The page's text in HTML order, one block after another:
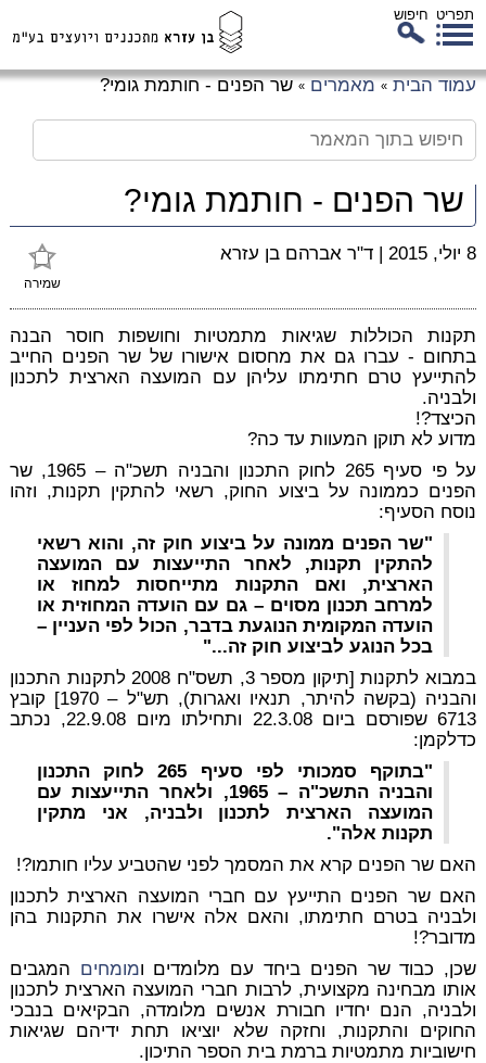
תפריט חיפוש
עמוד הבית » מאמרים » שר הפנים - חותמת גומי?
שר הפנים - חותמת גומי?
שמירה
8 יולי, 2015 | ד"ר אברהם בן עזרא
תקנות הכוללות שגיאות מתמטיות וחושפות חוסר הבנה
בתחום - עברו גם את מחסום אישורו של שר הפנים החייב
להתייעץ טרם חתימתו עליהן עם המועצה הארצית לתכנון
ולבניה.
הכיצד?!
מדוע לא תוקן המעוות עד כה?
על פי סעיף 265 לחוק התכנון והבניה תשכ"ה – 1965, שר
הפנים כממונה על ביצוע החוק, רשאי להתקין תקנות, וזהו
נוסח הסעיף:
"שר הפנים ממונה על ביצוע חוק זה, והוא רשאי
להתקין תקנות, לאחר התייעצות עם המועצה
הארצית, ואם התקנות מתייחסות למחוז או
למרחב תכנון מסוים – גם עם הועדה המחוזית או
הועדה המקומית הנוגעת בדבר, הכול לפי העניין –
בכל הנוגע לביצוע חוק זה..."
במבוא לתקנות [תיקון מספר 3, תשס"ח 2008 לתקנות התכנון
והבניה (בקשה להיתר, תנאיו ואגרות), תש"ל – 1970] קובץ
6713 שפורסם ביום 22.3.08 ותחילתו מיום 22.9.08, נכתב
כדלקמן:
"בתוקף סמכותי לפי סעיף 265 לחוק התכנון
והבניה התשכ"ה – 1965, ולאחר התייעצות עם
המועצה הארצית לתכנון ולבניה, אני מתקין
תקנות אלה".
האם שר הפנים קרא את המסמך לפני שהטביע עליו חותמו?!
האם שר הפנים התייעץ עם חברי המועצה הארצית לתכנון
ולבניה בטרם חתימתו, והאם אלה אישרו את התקנות בהן
מדובר?!
שכן, כבוד שר הפנים ביחד עם מלומדים ומומחים המגבים
אותו מבחינה מקצועית, לרבות חברי המועצה הארצית לתכנון
ולבניה, הנם יחדיו חבורת אנשים מלומדה, הבקיאים בנבכי
החוקים והתקנות, וחזקה שלא יוציאו תחת ידיהם שגיאות
חישוביות מתמטיות ברמת בית הספר התיכון.